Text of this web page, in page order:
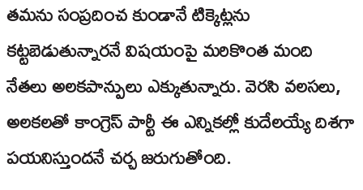
తమను సంప్రదించ కుండానే టిక్కెట్ల‌ను
క‌ట్ట‌బెడుతున్నారనే విష‌యంపై మరికొంత మంది
నేతలు అలకపాన్పులు ఎక్కుతున్నారు. వెరసి వలసలు,
అలకలతో కాంగ్రెస్ పార్టీ ఈ ఎన్నికల్లో కుదేలయ్యే దిశగా
పయనిస్తుందనే చర్చ జరుగుతోంది.